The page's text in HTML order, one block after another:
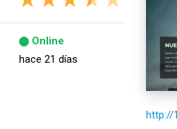
Online
hace 21 días
http://